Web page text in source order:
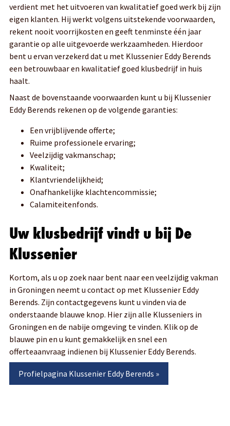
verdient met het uitvoeren van kwalitatief goed werk bij zijn
eigen klanten. Hij werkt volgens uitstekende voorwaarden,
rekent nooit voorrijkosten en geeft tenminste één jaar
garantie op alle uitgevoerde werkzaamheden. Hierdoor
bent u ervan verzekerd dat u met Klussenier Eddy Berends
een betrouwbaar en kwalitatief goed klusbedrijf in huis
haalt.
Naast de bovenstaande voorwaarden kunt u bij Klussenier
Eddy Berends rekenen op de volgende garanties:
Een vrijblijvende offerte;
Ruime professionele ervaring;
Veelzijdig vakmanschap;
Kwaliteit;
Klantvriendelijkheid;
Onafhankelijke klachtencommissie;
Calamiteitenfonds.
Uw klusbedrijf vindt u bij De
Klussenier
Kortom, als u op zoek naar bent naar een veelzijdig vakman
in Groningen neemt u contact op met Klussenier Eddy
Berends. Zijn contactgegevens kunt u vinden via de
onderstaande blauwe knop. Hier zijn alle Klusseniers in
Groningen en de nabije omgeving te vinden. Klik op de
blauwe pin en u kunt gemakkelijk en snel een
offerteaanvraag indienen bij Klussenier Eddy Berends.
Profielpagina Klussenier Eddy Berends »